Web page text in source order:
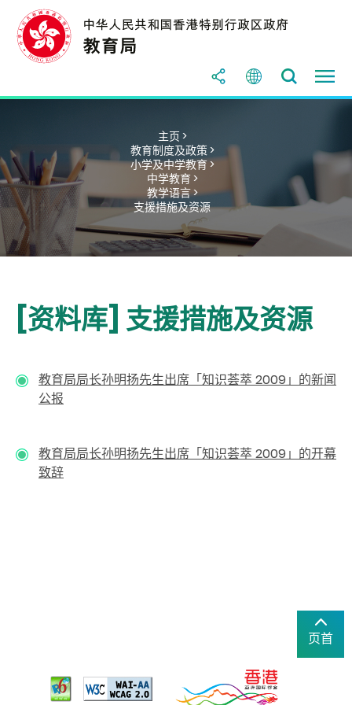
主页 >
教育制度及政策 >
小学及中学教育 >
中学教育 >
教学语言 >
支援措施及资源
[资料库] 支援措施及资源
教育局局长孙明扬先生出席「知识荟萃 2009」的新闻
公报
教育局局长孙明扬先生出席「知识荟萃 2009」的开幕
致辞
页首